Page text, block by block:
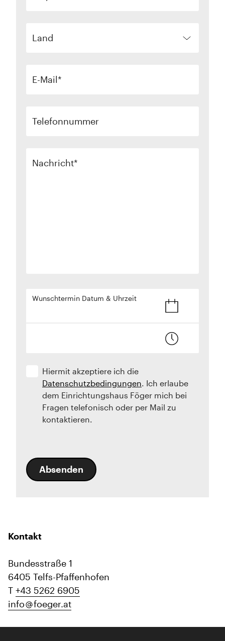
Land
E-Mail
Telefonnummer
Nachricht
Wunschtermin Datum & Uhrzeit
Hiermit akzeptiere ich die
Datenschutzbedingungen. Ich erlaube
dem Einrichtungshaus Föger mich bei
Fragen telefonisch oder per Mail zu
kontaktieren.
Absenden
Kontakt
Bundesstraße 1
6405 Telfs-Pfaffenhofen
T +43 5262 6905
info
foeger.at